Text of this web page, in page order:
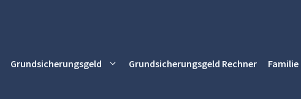
Grundsicherungsgeld Grundsicherungsgeld Rechner Familie